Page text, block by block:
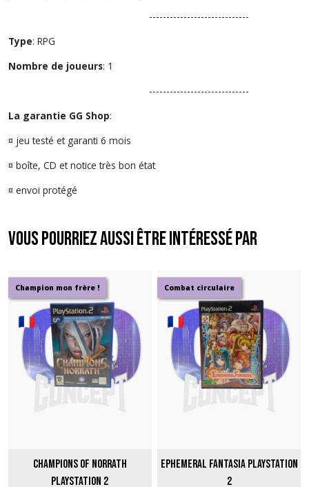
-----------------------------
Type: RPG
Nombre de joueurs: 1
-----------------------------
La garantie GG Shop:
¤ jeu testé et garanti 6 mois
¤ boîte, CD et notice très bon état
¤ envoi protégé
Vous pourriez aussi être intéressé par
Champion mon frère !
Champions of Norrath
PlayStation 2
Combat circulaire
Ephemeral Fantasia PlayStation
2